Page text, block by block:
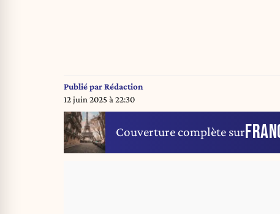
Publié parRédaction
12 juin 2025 à 22:30
Couverture complète sur